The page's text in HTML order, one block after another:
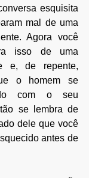
esquisita
mal de uma
Agora você
isso de uma
e, de repente,
o homem se
com o seu
se lembra de
dele que você
antes de